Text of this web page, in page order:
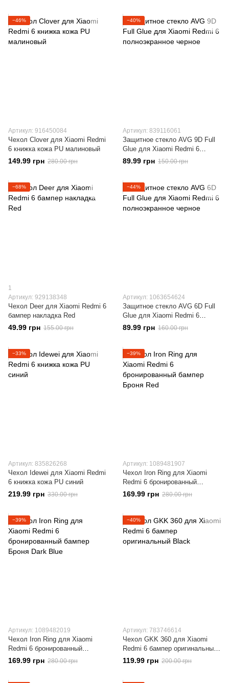
−46%
Артикул: 916450084
Чехол Clover для Xiaomi Redmi
6 книжка кожа PU малиновый
149.99 грн 280.00 грн
−40%
Артикул: 839116061
Защитное стекло AVG 9D Full
Glue для Xiaomi Redmi 6
полноэкранное черное
89.99 грн 150.00 грн
−68%
1
Артикул: 929138348
Чехол Deer для Xiaomi Redmi 6
бампер накладка Red
49.99 грн 155.00 грн
−44%
Артикул: 1063654624
Защитное стекло AVG 6D Full
Glue для Xiaomi Redmi 6
полноэкранное черное
89.99 грн 160.00 грн
−33%
Артикул: 835826268
Чехол Idewei для Xiaomi Redmi
6 книжка кожа PU синий
219.99 грн 330.00 грн
−39%
Артикул: 1089481907
Чехол Iron Ring для Xiaomi
Redmi 6 бронированный
бампер Броня Red
169.99 грн 280.00 грн
−39%
Артикул: 1089482019
Чехол Iron Ring для Xiaomi
Redmi 6 бронированный
бампер Броня Dark Blue
169.99 грн 280.00 грн
−40%
Артикул: 783746614
Чехол GKK 360 для Xiaomi
Redmi 6 бампер оригинальный
Black
119.99 грн 200.00 грн